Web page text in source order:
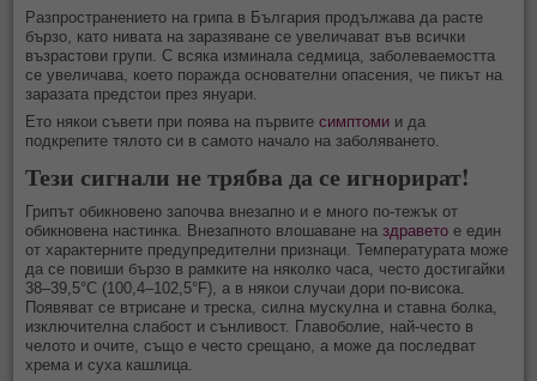
Разпространението на грипа в България продължава да расте
бързо, като нивата на заразяване се увеличават във всички
възрастови групи. С всяка изминала седмица, заболеваемостта
се увеличава, което поражда основателни опасения, че пикът на
заразата предстои през януари.
Ето някои съвети при поява на първитесимптоми и да
подкрепите тялото си в самото начало на заболяването.
Тези сигнали не трябва да се игнорират!
Грипът обикновено започва внезапно и е много по-тежък от
обикновена настинка. Внезапното влошаване наздравето е един
от характерните предупредителни признаци. Температурата може
да се повиши бързо в рамките на няколко часа, често достигайки
38–39,5°C (100,4–102,5°F), а в някои случаи дори по-висока.
Появяват се втрисане и треска, силна мускулна и ставна болка,
изключителна слабост и сънливост. Главоболие, най-често в
челото и очите, също е често срещано, а може да последват
хрема и суха кашлица.